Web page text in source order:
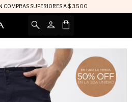
COMPRAS SUPERIORES A $ 3.500